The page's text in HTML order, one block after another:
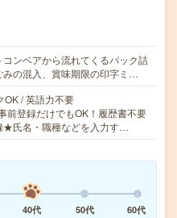
コンベアから流れてくるパック詰
みの混入、賞味期限の印字ミ…
OK / 英語力不要
前登録だけでもOK！履歴書不要
★氏名・職種などを入力す…
40代 50代 60代